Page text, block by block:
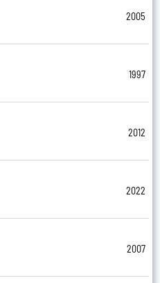
2005
1997
2012
2022
2007